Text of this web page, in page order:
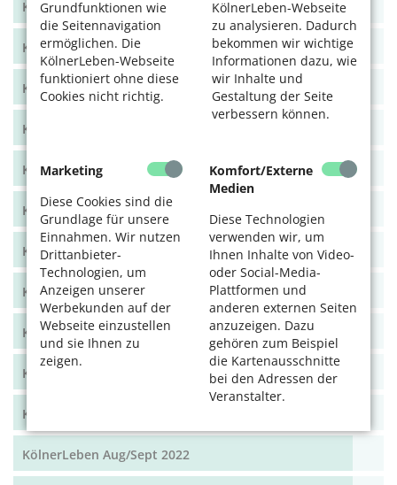
Grundfunktionen wie
die Seitennavigation
ermöglichen. Die
KölnerLeben-Webseite
funktioniert ohne diese
Cookies nicht richtig.
KölnerLeben-Webseite
zu analysieren. Dadurch
bekommen wir wichtige
Informationen dazu, wie
wir Inhalte und
Gestaltung der Seite
verbessern können.
Marketing
Diese Cookies sind die
Grundlage für unsere
Einnahmen. Wir nutzen
Drittanbieter-
Technologien, um
Anzeigen unserer
Werbekunden auf der
Webseite einzustellen
und sie Ihnen zu
zeigen.
Komfort/Externe
Medien
Diese Technologien
verwenden wir, um
Ihnen Inhalte von Video-
oder Social-Media-
Plattformen und
anderen externen Seiten
anzuzeigen. Dazu
gehören zum Beispiel
die Kartenausschnitte
bei den Adressen der
Veranstalter.
KölnerLeben Herbst 2024
KölnerLeben Sommer 2024
KölnerLeben Frühjahr 2024
KölnerLeben Dez/Jan/Feb 2023/24
KölnerLeben Okt/Nov 2023
KölnerLeben Aug/Sept 2023
KölnerLeben Juni/Juli 2023
KölnerLeben April/Mai 2023
KölnerLeben Feb/März 2023
KölnerLeben Dez 22/Jan 23
KölnerLeben Okt/Nov 2022
KölnerLeben Aug/Sept 2022